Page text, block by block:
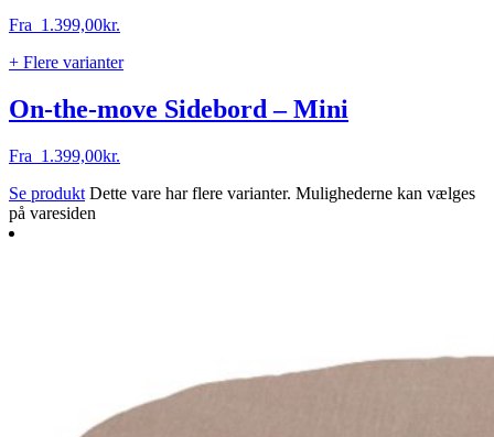
Fra 1.399,00kr.
+ Flere varianter
On-the-move Sidebord – Mini
Fra 1.399,00kr.
Se produkt Dette vare har flere varianter. Mulighederne kan vælges
på varesiden